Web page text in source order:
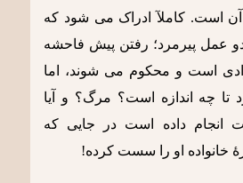
آن است. کاملآ ادراک می شود که
عمل پیرمرد؛ رفتن پیش فاحشه
است و محکوم می شوند، اما
تا چه اندازه است؟ مرگ؟ و آیا
انجام داده است در جایی که
خانواده او را سست کرده!